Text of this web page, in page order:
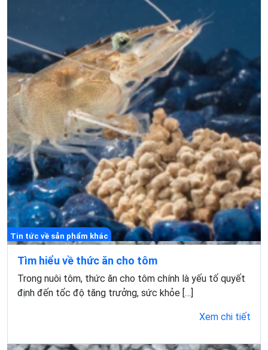
Tin tức về sản phẩm khác
Tìm hiểu về thức ăn cho tôm
Trong nuôi tôm, thức ăn cho tôm chính là yếu tố quyết
định đến tốc độ tăng trưởng, sức khỏe […]
Xem chi tiết